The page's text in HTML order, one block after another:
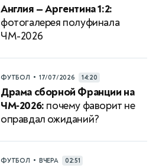
Англия — Аргентина 1:2:
фотогалерея полуфинала
ЧМ-2026
ФУТБОЛ • 17/07/2026 14:20
Драма сборной Франции на
ЧМ‑2026: почему фаворит не
оправдал ожиданий?
ФУТБОЛ • ВЧЕРА 02:51